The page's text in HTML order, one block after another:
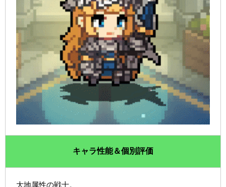
キャラ性能＆個別評価
大地属性の戦士。